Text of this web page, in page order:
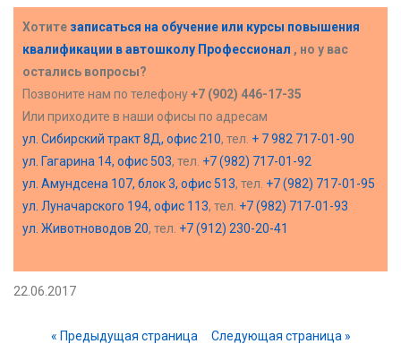
Хотите записаться на обучение или курсы повышения
квалификации вавтошколу Профессионал , но у вас
остались вопросы?
Позвоните нам по телефону+7 (902) 446-17-35
Или приходите в наши офисы по адресам
ул. Сибирский тракт 8Д, офис 210, тел. + 7 982 717-01-90
ул. Гагарина 14, офис 503, тел. +7 (982) 717-01-92
ул. Амундсена 107, блок 3, офис 513, тел. +7 (982) 717-01-95
ул. Луначарского 194, офис 113, тел. +7 (982) 717-01-93
ул. Животноводов 20, тел. +7 (912) 230-20-41
22.06.2017
« Предыдущая страница Следующая страница »